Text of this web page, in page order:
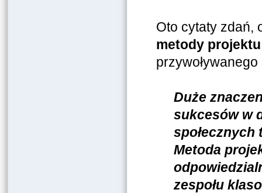
Oto cytaty
metody projektu
Duże
sukcesów w
społecznych
Metoda
zespołu